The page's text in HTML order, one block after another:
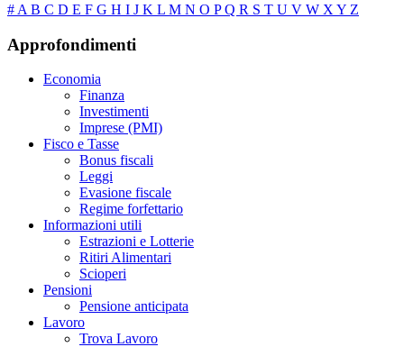
# A B C D E F G H I J K L M N O PQ R S T U V W X Y Z
Approfondimenti
Economia
Finanza
Investimenti
Imprese (PMI)
Fisco e Tasse
Bonus fiscali
Leggi
Evasione fiscale
Regime forfettario
Informazioni utili
Estrazioni e Lotterie
Ritiri Alimentari
Scioperi
Pensioni
Pensione anticipata
Lavoro
Trova Lavoro